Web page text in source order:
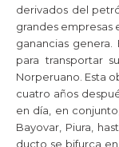
derivados del
grandes empresas
ganancias
para transportar
Norperuano. Esta
cuatro años
en día, en
Bayovar, Piura,
ducto se bifurca